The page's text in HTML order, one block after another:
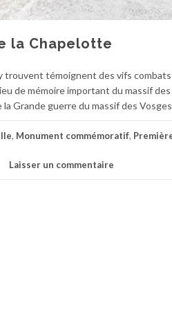
la Chapelotte
trouvent témoignent des vifs
de mémoire important du massif
Grande guerre du massif des
, Monument commémoratif,
Laisser un commentaire